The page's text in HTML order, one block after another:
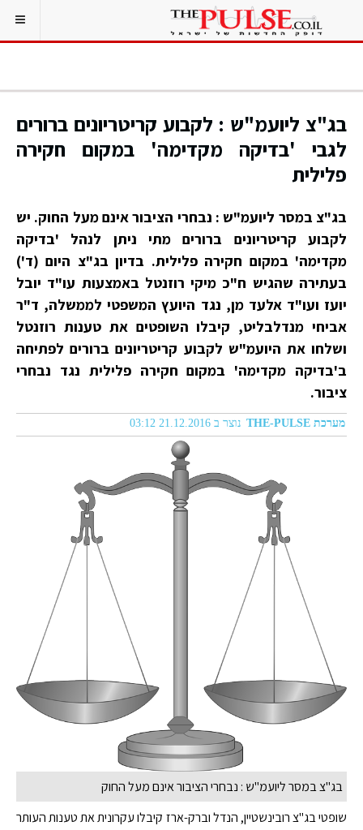
בג"צ ליועמ"ש : לקבוע קריטריונים ברורים
לגבי 'בדיקה מקדימה' במקום חקירה
פלילית
בג"צ במסר ליועמ"ש : נבחרי הציבור אינם מעל החוק. יש
לקבוע קריטריונים ברורים מתי ניתן לנהל 'בדיקה
מקדימה' במקום חקירה פלילית. בדיון בג"צ היום (ד')
בעתירה שהגיש ח"כ מיקי רוזנטל באמצעות עו"ד יובל
יועז ועו"ד אלעד מן, נגד היועץ המשפטי לממשלה, ד"ר
אביחי מנדלבליט, קיבלו השופטים את טענות רוזנטל
ושלחו את היועמ"ש לקבוע קריטריונים ברורים לפתיחה
ב'בדיקה מקדימה' במקום חקירה פלילית נגד נבחרי
ציבור.
מערכת THE-PULSE נוצר ב 21.12.2016 03:12
בג"צ במסר ליועמ"ש : נבחרי הציבור אינם מעל החוק
שופטי בג"צ רובינשטיין, הנדל וברק-ארז קיבלו עקרונית את טענות העותר